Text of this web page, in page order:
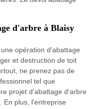
d'arbre à Blaisy
opération d'abattage
et destruction de toit
ne prenez pas de
tel que
projet d'abattage d'arbre
En plus, l'entreprise